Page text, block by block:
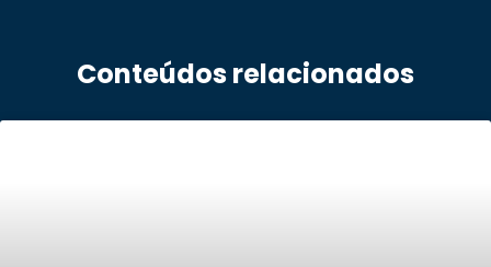
Conteúdos relacionados